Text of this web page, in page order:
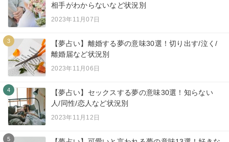
相手がわからないなど状況別
2023年11月07日
3
【夢占い】離婚する夢の意味30選！切り出す/泣く/
離婚届など状況別
2023年11月06日
4
【夢占い】セックスする夢の意味30選！知らない
人/同性/恋人など状況別
2023年11月12日
5